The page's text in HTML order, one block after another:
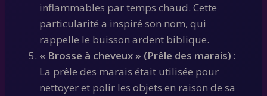
inflammables par temps chaud. Cette
particularité a inspiré son nom, qui
rappelle le buisson ardent biblique.
« Brosse à cheveux » (Prêle des marais) :
La prêle des marais était utilisée pour
nettoyer et polir les objets en raison de sa